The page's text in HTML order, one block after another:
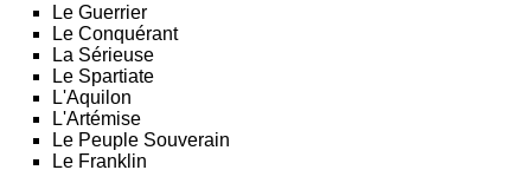
Le Guerrier
Le Conquérant
La Sérieuse
Le Spartiate
L'Aquilon
L'Artémise
Le Peuple Souverain
Le Franklin